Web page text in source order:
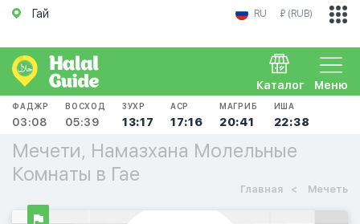
Гай RU ₽ (RUB)
Меню
Каталог
ФАДЖР
03:08
ВОСХОД
05:39
ЗУХР
13:17
АСР
17:16
МАГРИБ
20:41
ИША
22:38
Мечети, Намазхана Молельные
Комнаты в Гае
Главная Мечеть